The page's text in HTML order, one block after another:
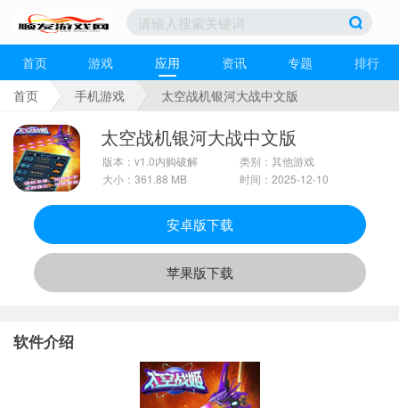
首页 游戏 应用 资讯 专题
排行
首页
手机游戏 太空战机银河大战中文版
太空战机银河大战中文版
版本：v1.0内购破解
大小：361.88 MB
类别：其他游戏
时间：2025-12-10
安卓版下载
苹果版下载
软件介绍